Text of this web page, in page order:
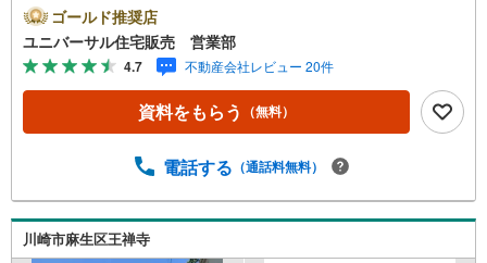
宅地 住環境良好です【古淵駅徒歩2分！店舗前駐車場完
備！】弊社は1993年に相模原にて開業し、地元の相模原・
町田を中心に数多くのお客様の住まい探しを支えてまいり
ました。「安心に・丁寧に・分かりやすく」を心がけなが
ら皆様のお役に立ちたいと思います。【何でもご相談くだ
さい！】不動産のご相談もお気軽にご連絡ください物件詳
談くださいお客様のお力になります【営業時間 9:00～20:
物件には特に問い合わせが集中するため、お早めにご連絡
ください。「室内・現地を見学する」ボタンよりご予約い
ただくとご見学がスムーズです
ゴールド推奨店
ユニバーサル住宅販売 営業部
4.7 不動産会社レビュー 20件
資料をもらう （無料）
電話する （通話料無料）
川崎市麻生区王禅寺